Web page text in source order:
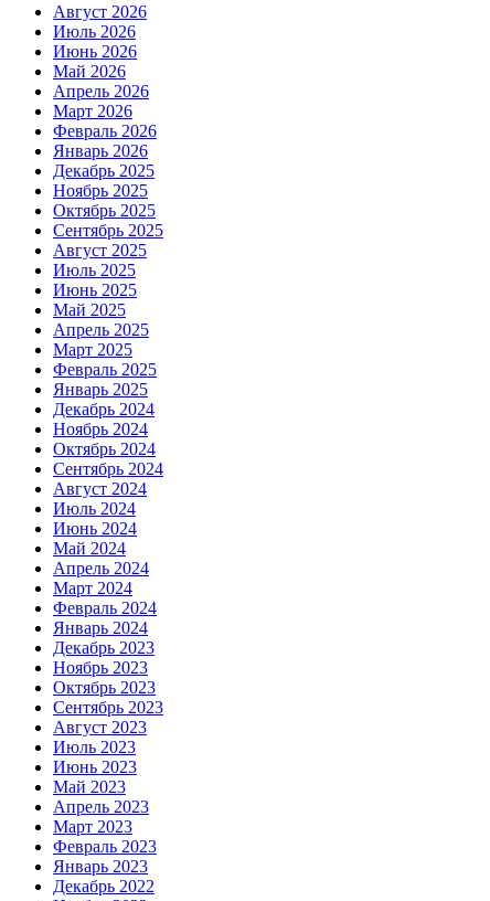
Август 2026
Июль 2026
Июнь 2026
Май 2026
Апрель 2026
Март 2026
Февраль 2026
Январь 2026
Декабрь 2025
Ноябрь 2025
Октябрь 2025
Сентябрь 2025
Август 2025
Июль 2025
Июнь 2025
Май 2025
Апрель 2025
Март 2025
Февраль 2025
Январь 2025
Декабрь 2024
Ноябрь 2024
Октябрь 2024
Сентябрь 2024
Август 2024
Июль 2024
Июнь 2024
Май 2024
Апрель 2024
Март 2024
Февраль 2024
Январь 2024
Декабрь 2023
Ноябрь 2023
Октябрь 2023
Сентябрь 2023
Август 2023
Июль 2023
Июнь 2023
Май 2023
Апрель 2023
Март 2023
Февраль 2023
Январь 2023
Декабрь 2022